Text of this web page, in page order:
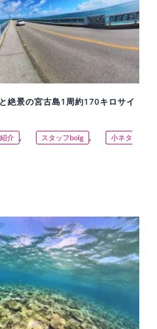
絶景の宮古島1周約170キロサイ
介 , スタッフbolg ,
小ネタ